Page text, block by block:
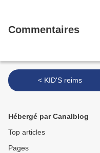
Commentaires
< KID'S reims
Hébergé par Canalblog
Top articles
Pages